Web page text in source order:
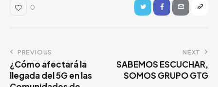
0
PREVIOUS
¿Cómo afectará la
llegada del 5G en las
NEXT
SABEMOS ESCUCHAR,
SOMOS GRUPO GTG